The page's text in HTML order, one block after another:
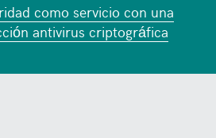
como servicio con una
antivirus criptográfica